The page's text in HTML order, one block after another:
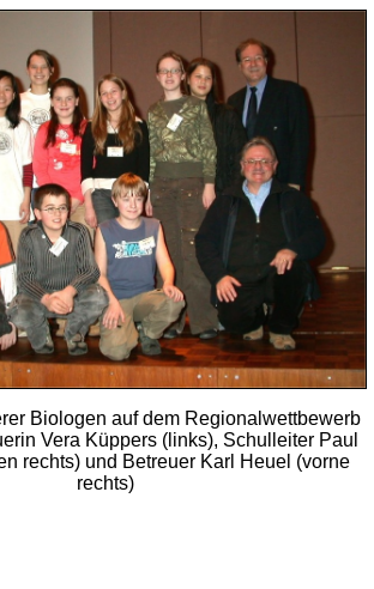
Biologen auf dem Regionalwettbewerb
Vera Küppers (links), Schulleiter Paul
rechts) und Betreuer Karl Heuel (vorne
rechts)